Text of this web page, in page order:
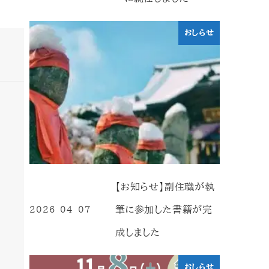
おしらせ
【お知らせ】副住職が執
筆に参加した書籍が完
成しました
2026-04-07
おしらせ